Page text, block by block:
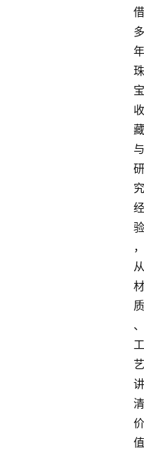
借
多
年
珠
宝
收
藏
与
研
究
经
验
，
从
材
质
、
工
艺
讲
清
价
值